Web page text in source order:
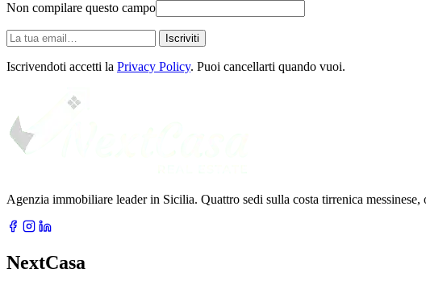
Non compilare questo campo
La
tua
email
Iscriviti
Iscrivendoti accetti la Privacy Policy. Puoi cancellarti quando vuoi.
Agenzia immobiliare leader in Sicilia. Quattro sedi sulla costa tirrenica
NextCasa